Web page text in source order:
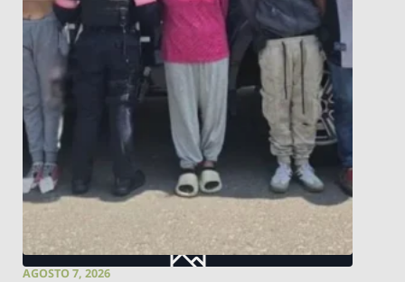
AGOSTO 7, 2026